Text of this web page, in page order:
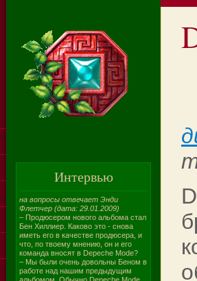
Интервью
на вопросы отвечает Энди
Флетчер (дата: 29.01.2009)
– Продюсером нового альбома стал
Бен Хиллиер. Каково это - снова
иметь его в качестве продюсера, и
что, по твоему мнению, он и его
команда вносят в Depeche Mode?
– Мы были очень довольны Беном в
работе над нашим предыдущим